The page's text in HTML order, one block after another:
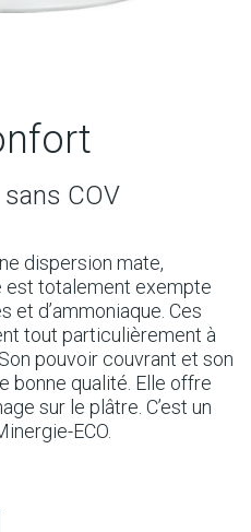
COV
dispersion mate,
est totalement exempte
et d’ammoniaque. Ces
tout particulièrement à
pouvoir couvrant et son
bonne qualité. Elle offre
sur le plâtre. C’est un
ECO.